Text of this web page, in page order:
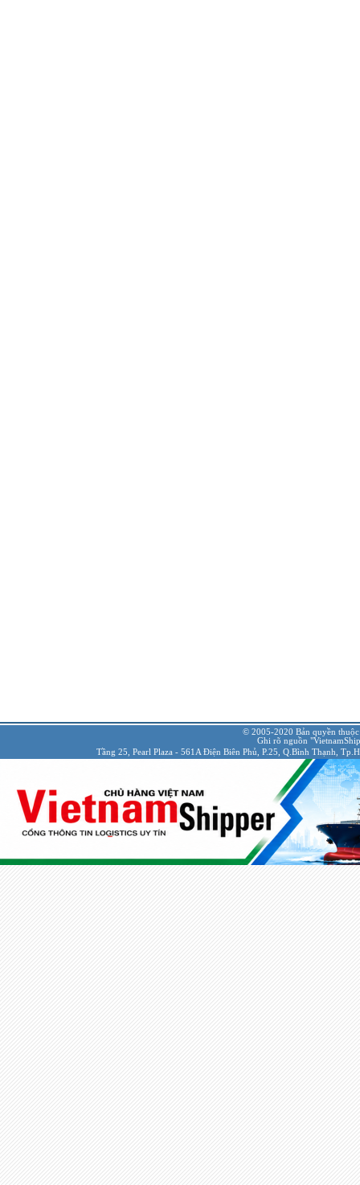
© 2005-2020 Bản quyền
Ghi rõ nguồn
Tầng 25, Pearl Plaza - 561A Điện Biên Phủ, P.25, Q.Bình Thạnh,